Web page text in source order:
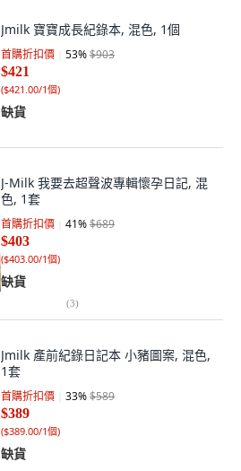
Jmilk 寶寶成長紀錄本, 混色, 1個
首購折扣價 53%$903
$421
($421.00/1個)
缺貨
J-Milk 我要去超聲波專輯懷孕日記, 混
色, 1套
首購折扣價 41%$689
$403
($403.00/1個)
缺貨
(3)
Jmilk 產前紀錄日記本 小豬圖案, 混色,
1套
首購折扣價 33%$589
$389
($389.00/1個)
缺貨